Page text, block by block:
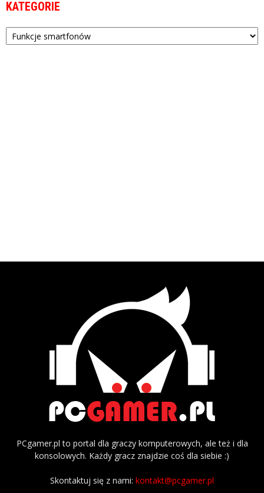
KATEGORIE
Kategorie
PCgamer.pl to portal dla graczy komputerowych, ale też i dla
konsolowych. Każdy gracz znajdzie coś dla siebie :)
Skontaktuj się z nami: kontakt@pcgamer.pl